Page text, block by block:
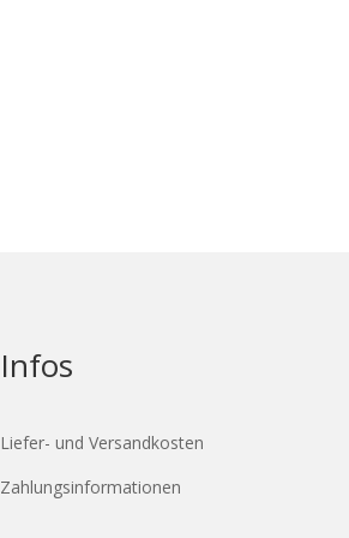
Infos
Liefer- und Versandkosten
Zahlungsinformationen